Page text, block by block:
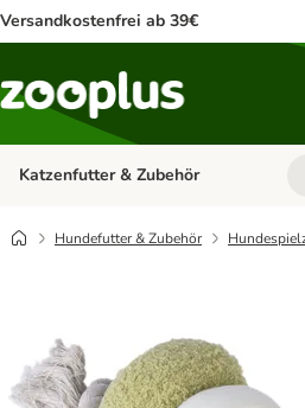
Versandkostenfrei ab 39€
Katzenfutter & Zubehör
Hundefutter & Zubehör